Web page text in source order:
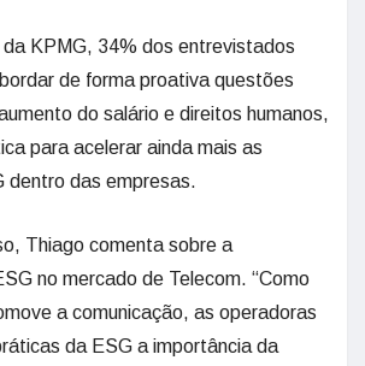
KPMG, 34% dos entrevistados
de forma proativa questões
do salário e direitos humanos,
para acelerar ainda mais as
dentro das empresas.
Thiago comenta sobre a
no mercado de Telecom. “Como
a comunicação, as operadoras
da ESG a importância da